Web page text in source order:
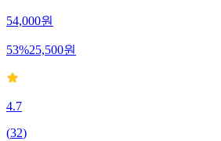
54,000원
53%25,500원
4.7
(32)